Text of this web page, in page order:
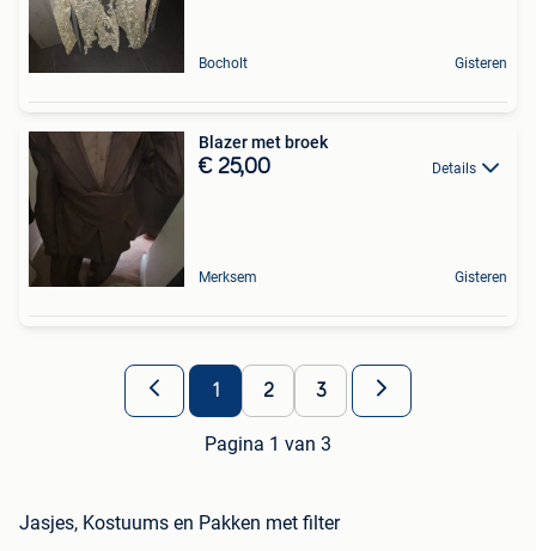
Bocholt Gisteren
Blazer met broek
€ 25,00 Details
Merksem Gisteren
1 2 3
Pagina 1 van 3
Jasjes, Kostuums en Pakken met filter